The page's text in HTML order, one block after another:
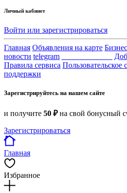
Личный кабинет
Войти или зарегистрироваться
Главная Объявления на карте
новости telegram
Правила сервиса Пользовательское
поддержки
Зарегистрируйтесь на нашем сайте
и получите 50 ₽на свой бонусный
Зарегистрироваться
Главная
Избранное